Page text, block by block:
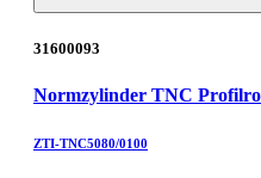
31600093
Normzylinder TNC
ZTI-TNC5080/0100